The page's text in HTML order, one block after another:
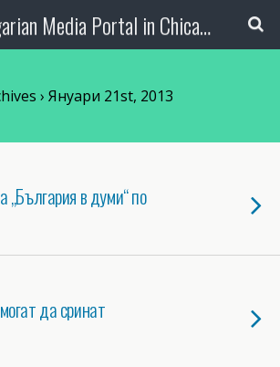
The Bulgarian Media Portal in Chicago
› Януари 21st, 2013
„България в думи“ по
да сринат